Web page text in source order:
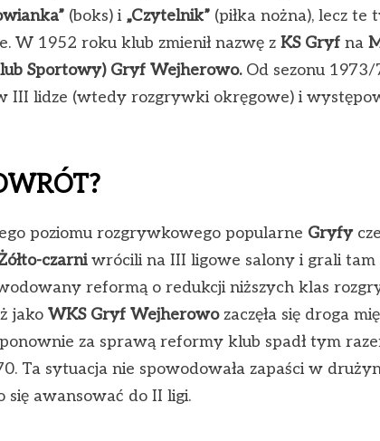
(boks) i „Czytelnik” (piłka nożna), lecz te
W 1952 roku klub zmienił nazwę z KS Gryf na
Sportowy) Gryf Wejherowo. Od sezonu
III lidze (wtedy rozgrywki okręgowe) i
poziomu rozgrywkowego popularne Gryfy
czarniwrócili na III ligowe salony i grali tam
reformą o redukcji niższych klas
jako WKS Gryf Wejherowozaczęła się droga
za sprawą reformy klub spadł tym
Ta sytuacja nie spowodowała zapaści w
się awansować do II ligi.